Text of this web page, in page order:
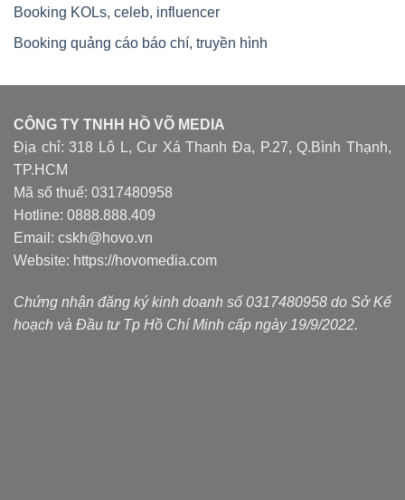
Booking KOLs, celeb, influencer
Booking quảng cáo báo chí, truyền hình
CÔNG TY TNHH HỒ VÕ MEDIA
Địa chỉ: 318 Lô L, Cư Xá Thanh Đa, P.27, Q.Bình Thạnh,
TP.HCM
Mã số thuế: 0317480958
Hotline: 0888.888.409
Email: cskh@hovo.vn
Website: https://hovomedia.com
Chứng nhận đăng ký kinh doanh số 0317480958 do Sở Kế
hoạch và Đầu tư Tp Hồ Chí Minh cấp ngày 19/9/2022.